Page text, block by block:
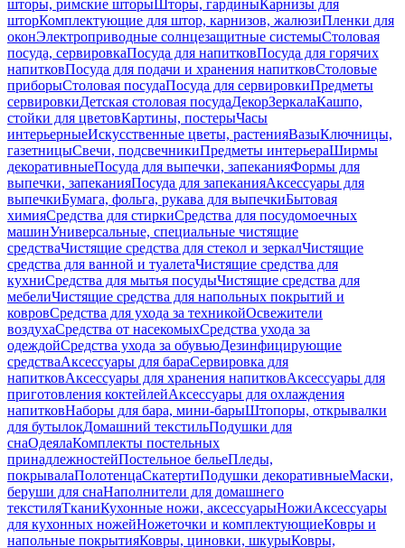
шторы, римские шторыШторы, гардиныКарнизы для
шторКомплектующие для штор, карнизов, жалюзиПленки для
оконЭлектроприводные солнцезащитные системыСтоловая
посуда, сервировкаПосуда для напитковПосуда для горячих
напитковПосуда для подачи и хранения напитковСтоловые
приборыСтоловая посудаПосуда для сервировкиПредметы
сервировкиДетская столовая посудаДекорЗеркалаКашпо,
стойки для цветовКартины, постерыЧасы
интерьерныеИскусственные цветы, растенияВазыКлючницы,
газетницыСвечи, подсвечникиПредметы интерьераШирмы
декоративныеПосуда для выпечки, запеканияФормы для
выпечки, запеканияПосуда для запеканияАксессуары для
выпечкиБумага, фольга, рукава для выпечкиБытовая
химияСредства для стиркиСредства для посудомоечных
машинУниверсальные, специальные чистящие
средстваЧистящие средства для стекол и зеркалЧистящие
средства для ванной и туалетаЧистящие средства для
кухниСредства для мытья посудыЧистящие средства для
мебелиЧистящие средства для напольных покрытий и
ковровСредства для ухода за техникойОсвежители
воздухаСредства от насекомыхСредства ухода за
одеждойСредства ухода за обувьюДезинфицирующие
средстваАксессуары для бараСервировка для
напитковАксессуары для хранения напитковАксессуары для
приготовления коктейлейАксессуары для охлаждения
напитковНаборы для бара, мини-барыШтопоры, открывалки
для бутылокДомашний текстильПодушки для
снаОдеялаКомплекты постельных
принадлежностейПостельное бельеПледы,
покрывалаПолотенцаСкатертиПодушки декоративныеМаски,
беруши для снаНаполнители для домашнего
текстиляТканиКухонные ножи, аксессуарыНожиАксессуары
для кухонных ножейНожеточки и комплектующиеКовры и
напольные покрытияКовры, циновки, шкурыКовры,